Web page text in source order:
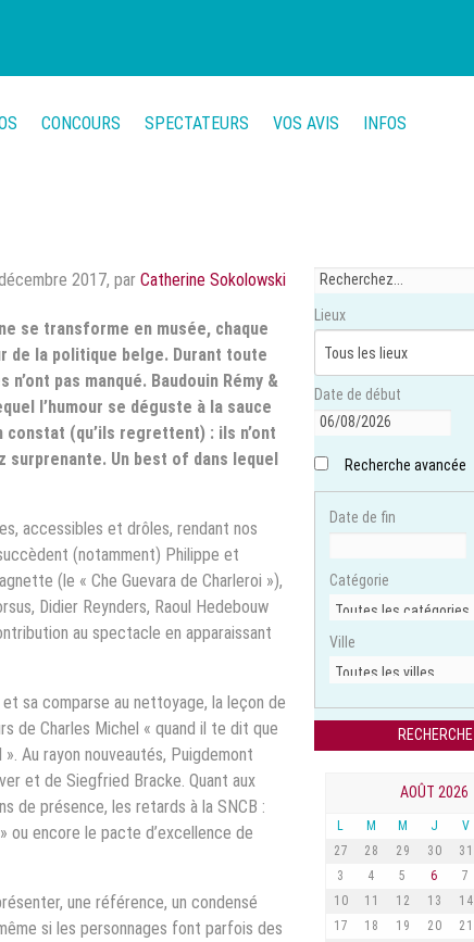
CONCOURS SPECTATEURS VOS AVIS INFOS
2017, par Catherine Sokolowski
se transforme en musée, chaque
de la politique belge. Durant toute
pas manqué. Baudouin Rémy &
l’humour se déguste à la sauce
(qu’ils regrettent) : ils n’ont
Un best of dans lequel
accessibles et drôles, rendant nos
(notamment) Philippe et
(le « Che Guevara de Charleroi »),
Didier Reynders, Raoul Hedebouw
au spectacle en apparaissant
sa comparse au nettoyage, la leçon de
de Charles Michel « quand il te dit que
Au rayon nouveautés, Puigdemont
et de Siegfried Bracke. Quant aux
de présence, les retards à la SNCB :
ou encore le pacte d’excellence de
une référence, un condensé
si les personnages font parfois des
Lieux
Date de début
Recherche avancée
Date de fin
Catégorie
Ville
AOÛT 2026
L M M J V
27
28 29 30 31
3
4 5 6 7
10
11 12 13 14
17
18 19 20 21